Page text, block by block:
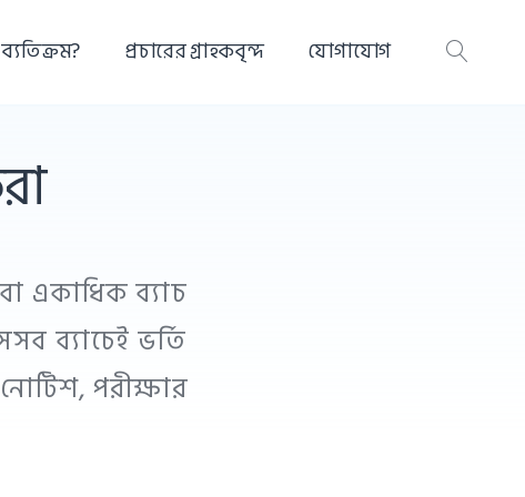
প্রচারের গ্রাহকবৃন্দ যোগাযোগ
একাধিক ব্যাচ
ব্যাচেই ভর্তি
পরীক্ষার